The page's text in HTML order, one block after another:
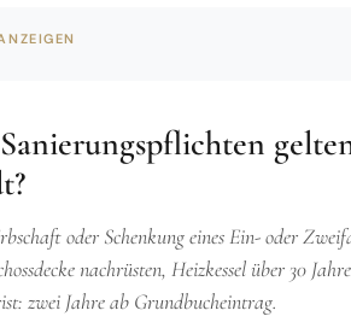
oder Schenkung eines Ein- oder
nachrüsten, Heizkessel über 30
zwei Jahre ab Grundbucheintrag.